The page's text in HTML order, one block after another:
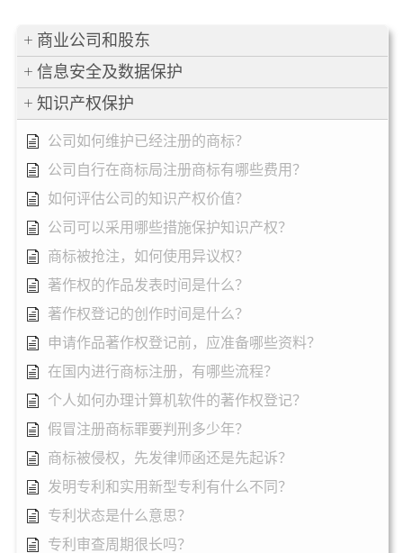
商业公司和股东
信息安全及数据保护
知识产权保护
公司如何维护已经注册的商标？
公司自行在商标局注册商标有哪些费用？
如何评估公司的知识产权价值？
公司可以采用哪些措施保护知识产权？
商标被抢注，如何使用异议权？
著作权的作品发表时间是什么？
著作权登记的创作时间是什么？
申请作品著作权登记前，应准备哪些资料？
在国内进行商标注册，有哪些流程？
个人如何办理计算机软件的著作权登记？
假冒注册商标罪要判刑多少年？
商标被侵权，先发律师函还是先起诉？
发明专利和实用新型专利有什么不同？
专利状态是什么意思？
专利审查周期很长吗？